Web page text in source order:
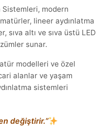
Sistemleri, modern
lineer aydınlatma
altı ve sıva üstü LED
sunar.
modelleri ve özel
alanlar ve yaşam
sistemleri
değiştirir.”